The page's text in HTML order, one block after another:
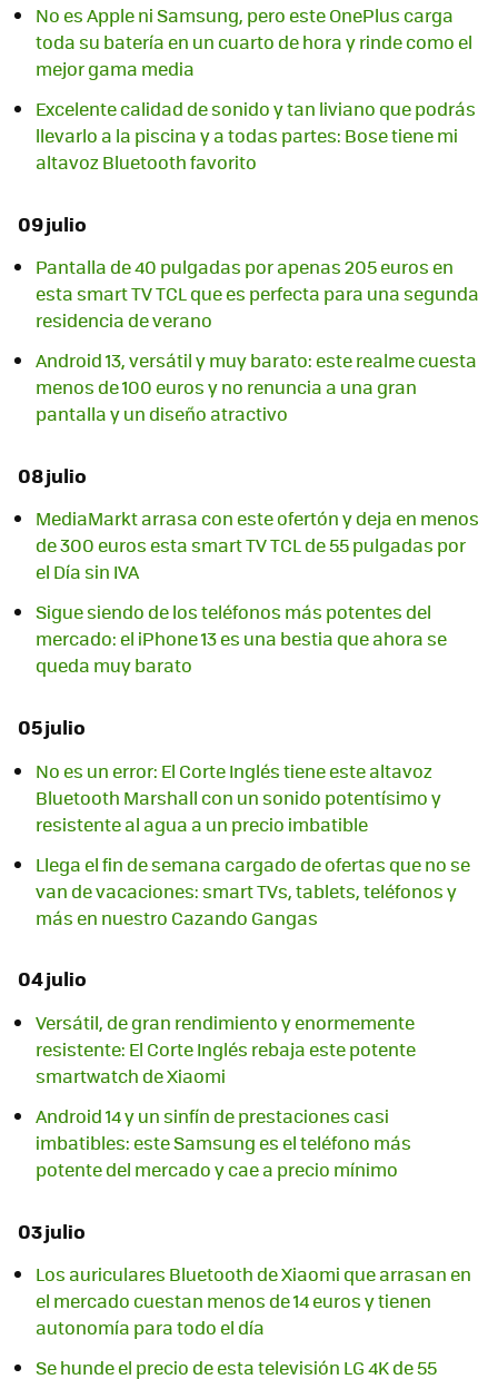
No es Apple ni Samsung, pero este OnePlus carga
toda su batería en un cuarto de hora y rinde como el
mejor gama media
Excelente calidad de sonido y tan liviano que podrás
llevarlo a la piscina y a todas partes: Bose tiene mi
altavoz Bluetooth favorito
09 julio
Pantalla de 40 pulgadas por apenas 205 euros en
esta smart TV TCL que es perfecta para una segunda
residencia de verano
Android 13, versátil y muy barato: este realme cuesta
menos de 100 euros y no renuncia a una gran
pantalla y un diseño atractivo
08 julio
MediaMarkt arrasa con este ofertón y deja en menos
de 300 euros esta smart TV TCL de 55 pulgadas por
el Día sin IVA
Sigue siendo de los teléfonos más potentes del
mercado: el iPhone 13 es una bestia que ahora se
queda muy barato
05 julio
No es un error: El Corte Inglés tiene este altavoz
Bluetooth Marshall con un sonido potentísimo y
resistente al agua a un precio imbatible
Llega el fin de semana cargado de ofertas que no se
van de vacaciones: smart TVs, tablets, teléfonos y
más en nuestro Cazando Gangas
04 julio
Versátil, de gran rendimiento y enormemente
resistente: El Corte Inglés rebaja este potente
smartwatch de Xiaomi
Android 14 y un sinfín de prestaciones casi
imbatibles: este Samsung es el teléfono más
potente del mercado y cae a precio mínimo
03 julio
Los auriculares Bluetooth de Xiaomi que arrasan en
el mercado cuestan menos de 14 euros y tienen
autonomía para todo el día
Se hunde el precio de esta televisión LG 4K de 55